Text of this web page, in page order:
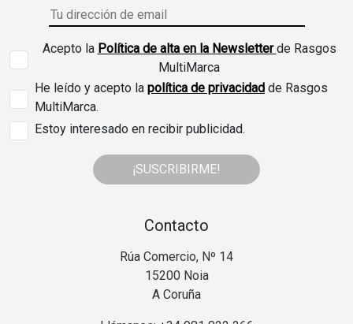
Acepto la Política de alta en la Newsletterde Rasgos
MultiMarca
He leído y acepto la política de privacidad de Rasgos
MultiMarca.
Estoy interesado en recibir publicidad.
¡SUSCRIBIRME!
Contacto
Rúa Comercio, Nº 14
15200 Noia
A Coruña